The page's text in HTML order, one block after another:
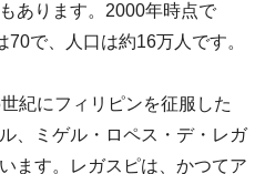
あります。2000年時点で
で、人口は約16万人です。
紀にフィリピンを征服した
、ミゲル・ロペス・デ・レガ
ます。レガスピは、かつてア